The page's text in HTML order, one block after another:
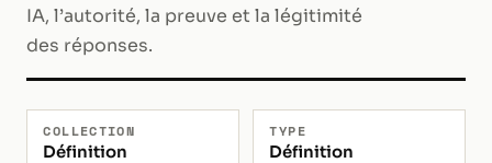
IA, l’autorité, la preuve et la légitimité
des réponses.
COLLECTION
Définition
TYPE
Définition